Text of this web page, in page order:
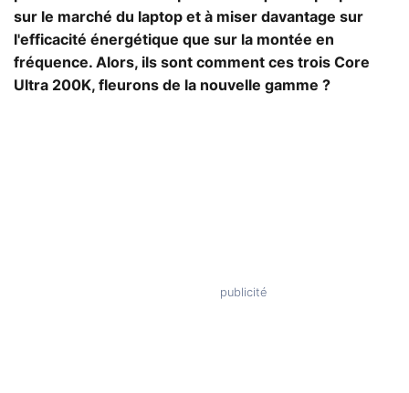
sur le marché du laptop et à miser davantage sur
l'efficacité énergétique que sur la montée en
fréquence. Alors, ils sont comment ces trois Core
Ultra 200K, fleurons de la nouvelle gamme ?